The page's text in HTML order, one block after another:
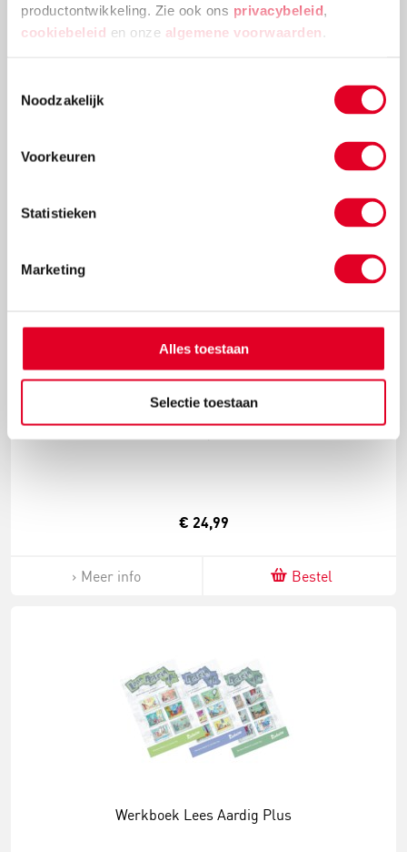
productontwikkeling. Zie ook ons privacybeleid
cookiebeleid en onze algemene voorwaarden
Noodzakelijk
Voorkeuren
Statistieken
Marketing
Alles toestaan
Selectie toestaan
€ 24,99
Meer info Bestel
Werkboek Lees Aardig Plus